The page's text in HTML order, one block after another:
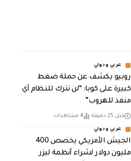
عربي ودولي
روبيو يكشف عن حملة ضغط
كبيرة على كوبا: “لن نترك للنظام أي
منفذ للهروب”
قبل 25 دقيقة 4 مشاهدات
عربي ودولي
الجيش الأمريكي يخصص 400
مليون دولار لشراء أنظمة ليزر